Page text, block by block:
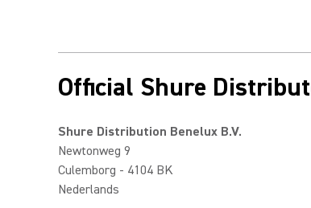
Official Shure
Shure Distribution Benelux B.V.
Newtonweg 9
Culemborg - 4104 BK
Nederlands